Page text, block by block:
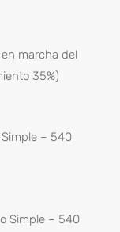
marcha del
35%)
Simple – 540
Simple – 540